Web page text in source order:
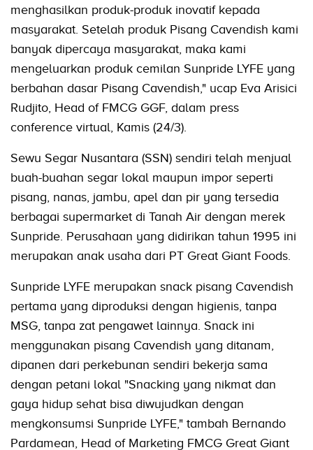
menghasilkan produk-produk inovatif kepada
masyarakat. Setelah produk Pisang Cavendish kami
banyak dipercaya masyarakat, maka kami
mengeluarkan produk cemilan Sunpride LYFE yang
berbahan dasar Pisang Cavendish," ucap Eva Arisici
Rudjito, Head of FMCG GGF, dalam press
conference virtual, Kamis (24/3).
Sewu Segar Nusantara (SSN) sendiri telah menjual
buah-buahan segar lokal maupun impor seperti
pisang, nanas, jambu, apel dan pir yang tersedia
berbagai supermarket di Tanah Air dengan merek
Sunpride. Perusahaan yang didirikan tahun 1995 ini
merupakan anak usaha dari PT Great Giant Foods.
Sunpride LYFE merupakan snack pisang Cavendish
pertama yang diproduksi dengan higienis, tanpa
MSG, tanpa zat pengawet lainnya. Snack ini
menggunakan pisang Cavendish yang ditanam,
dipanen dari perkebunan sendiri bekerja sama
dengan petani lokal "Snacking yang nikmat dan
gaya hidup sehat bisa diwujudkan dengan
mengkonsumsi Sunpride LYFE," tambah Bernando
Pardamean, Head of Marketing FMCG Great Giant